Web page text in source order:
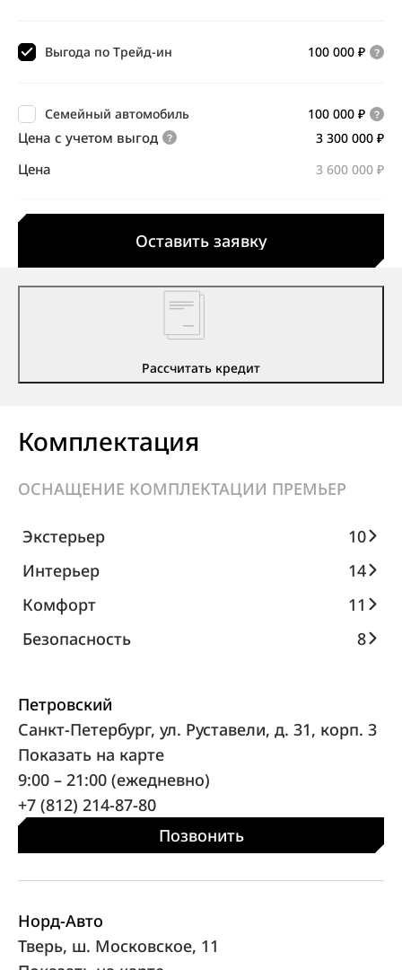
100 000 ₽
Выгода по Трейд-ин
100 000 ₽
Семейный автомобиль
Цена с учетом выгод 3 300 000 ₽
Цена 3 600 000 ₽
Оставить заявку
Рассчитать кредит
Комплектация
ОСНАЩЕНИЕ КОМПЛЕКТАЦИИ ПРЕМЬЕР
Экстерьер
10
Интерьер
14
Комфорт
11
Безопасность
8
Петровский
Санкт-Петербург, ул. Руставели, д. 31, корп. 3
Показать на карте
9:00 – 21:00 (ежедневно)
+7 (812) 214-87-80
Позвонить
Норд-Авто
Тверь, ш. Московское, 11